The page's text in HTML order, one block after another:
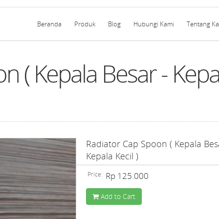
Beranda Produk Blog Hubungi Kami Tentang
( Kepala Besar -
Radiator Cap Spoon ( Kepala
Kepala Kecil )
Price: Rp 125.000
Add to Cart